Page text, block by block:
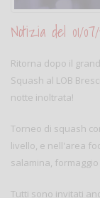
Notizia del 01/
Ritorna dopo il
Squash al LOB
notte inoltrata!
Torneo di squash
livello, e nell'area
salamina,
Tutti sono invitati